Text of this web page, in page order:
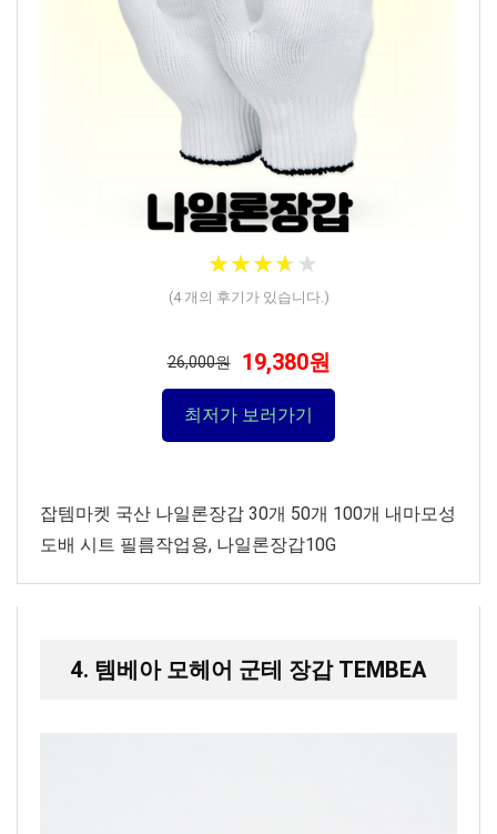
★★★★ ★
★★★★ ★
(4개의 후기가 있습니다.)
26,000원 19,380원
최저가 보러가기
잡템마켓 국산 나일론장갑 30개 50개 100개 내마모성
도배 시트 필름작업용, 나일론장갑10G
4. 템베아 모헤어 군테 장갑 TEMBEA